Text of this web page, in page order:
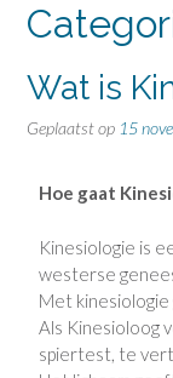
Wat is
Geplaatst op 15
Hoe gaat
Kinesiologie is
westerse
Met
Als Kinesioloog
spiertest, te